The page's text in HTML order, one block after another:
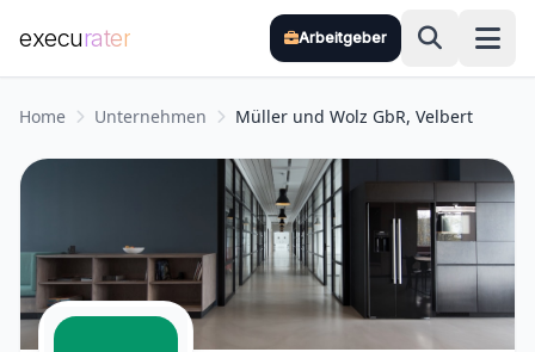
execurater Arbeitgeber
Home Unternehmen Müller und Wolz GbR, Velbert